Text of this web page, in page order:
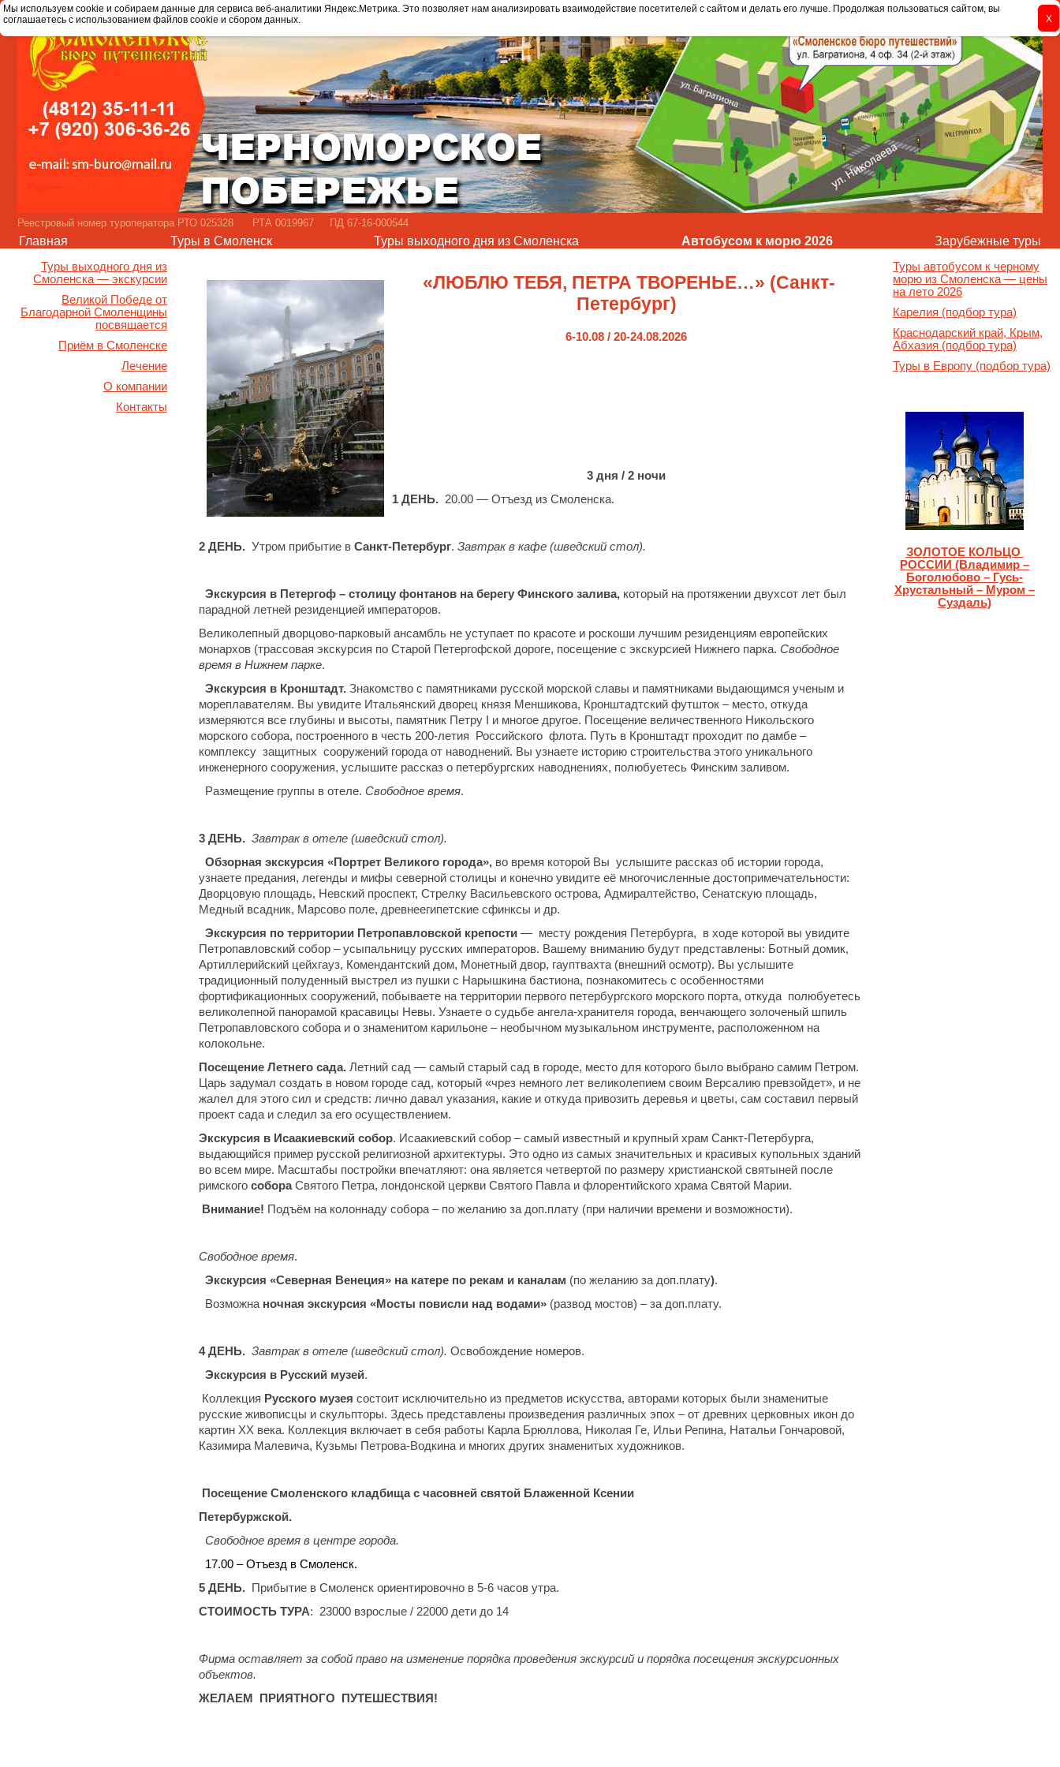
Реестровый номер туроператора РТО 025328 РТА 0019967 ПД 67-16-000544
Главная Туры в Смоленск Туры выходного дня из Смоленска Автобусом к морю 2026 Зарубежные туры
Туры выходного дня из
Смоленска — экскурсии
Великой Победе от
Благодарной Смоленщины
посвящается
Приём в Смоленске
Лечение
О компании
Контакты
«ЛЮБЛЮ ТЕБЯ, ПЕТРА ТВОРЕНЬЕ…» (Санкт-
Петербург)
6-10.08 / 20-24.08.2026
3 дня / 2 ночи
1 ДЕНЬ. 20.00 — Отъезд из Смоленска.
2 ДЕНЬ. Утром прибытие в Санкт-Петербург. Завтрак в кафе (шведский стол).
Экскурсия в Петергоф – столицу фонтанов на берегу Финского залива, который на протяжении двухсот лет был
парадной летней резиденцией императоров.
Великолепный дворцово-парковый ансамбль не уступает по красоте и роскоши лучшим резиденциям европейских
монархов (трассовая экскурсия по Старой Петергофской дороге, посещение с экскурсией Нижнего парка. Свободное
время в Нижнем парке.
Экскурсия в Кронштадт. Знакомство с памятниками русской морской славы и памятниками выдающимся ученым и
мореплавателям. Вы увидите Итальянский дворец князя Меншикова, Кронштадтский футшток – место, откуда
измеряются все глубины и высоты, памятник Петру I и многое другое. Посещение величественного Никольского
морского собора, построенного в честь 200-летия Российского флота. Путь в Кронштадт проходит по дамбе –
комплексу защитных сооружений города от наводнений. Вы узнаете историю строительства этого уникального
инженерного сооружения, услышите рассказ о петербургских наводнениях, полюбуетесь Финским заливом.
Размещение группы в отеле. Свободное время.
3 ДЕНЬ. Завтрак в отеле (шведский стол).
Обзорная экскурсия «Портрет Великого города», во время которой Вы услышите рассказ об истории города,
узнаете предания, легенды и мифы северной столицы и конечно увидите её многочисленные достопримечательности:
Дворцовую площадь, Невский проспект, Стрелку Васильевского острова, Адмиралтейство, Сенатскую площадь,
Медный всадник, Марсово поле, древнеегипетские сфинксы и др.
Экскурсия по территории Петропавловской крепости— месту рождения Петербурга, в ходе которой вы увидите
Петропавловский собор – усыпальницу русских императоров. Вашему вниманию будут представлены: Ботный домик,
Артиллерийский цейхгауз, Комендантский дом, Монетный двор, гауптвахта (внешний осмотр). Вы услышите
традиционный полуденный выстрел из пушки с Нарышкина бастиона, познакомитесь с особенностями
фортификационных сооружений, побываете на территории первого петербургского морского порта, откуда полюбуетесь
великолепной панорамой красавицы Невы. Узнаете о судьбе ангела-хранителя города, венчающего золоченый шпиль
Петропавловского собора и о знаменитом карильоне – необычном музыкальном инструменте, расположенном на
колокольне.
Посещение Летнего сада. Летний сад — самый старый сад в городе, место для которого было выбрано самим Петром.
Царь задумал создать в новом городе сад, который «чрез немного лет великолепием своим Версалию превзойдет», и не
жалел для этого сил и средств: лично давал указания, какие и откуда привозить деревья и цветы, сам составил первый
проект сада и следил за его осуществлением.
Экскурсия в Исаакиевский собор. Исаакиевский собор – самый известный и крупный храм Санкт-Петербурга,
выдающийся пример русской религиозной архитектуры. Это одно из самых значительных и красивых купольных зданий
во всем мире. Масштабы постройки впечатляют: она является четвертой по размеру христианской святыней после
римского собораСвятого Петра, лондонской церкви Святого Павла и флорентийского храма Святой Марии.
Внимание! Подъём на колоннаду собора – по желанию за доп.плату (при наличии времени и возможности).
Свободное время.
Экскурсия «Северная Венеция» на катере по рекам и каналам (по желанию за доп.плату).
Возможна ночная экскурсия «Мосты повисли над водами» (развод мостов) – за доп.плату.
4 ДЕНЬ. Завтрак в отеле (шведский стол). Освобождение номеров.
Экскурсия в Русский музей.
Коллекция Русского музея состоит исключительно из предметов искусства, авторами которых были знаменитые
русские живописцы и скульпторы. Здесь представлены произведения различных эпох – от древних церковных икон до
картин XX века. Коллекция включает в себя работы Карла Брюллова, Николая Ге, Ильи Репина, Натальи Гончаровой,
Казимира Малевича, Кузьмы Петрова-Водкина и многих других знаменитых художников.
Посещение Смоленского кладбища с часовней святой Блаженной Ксении
Петербуржской.
Свободное время в центре города.
17.00 – Отъезд в Смоленск.
5 ДЕНЬ.
Прибытие в Смоленск ориентировочно в 5-6 часов утра.
СТОИМОСТЬ ТУРА: 23000 взрослые / 22000 дети до 14
Фирма оставляет за собой право на изменение порядка проведения экскурсий и порядка посещения экскурсионных
объектов.
ЖЕЛАЕМ ПРИЯТНОГО ПУТЕШЕСТВИЯ!
Туры автобусом к черному
морю из Смоленска — цены
на лето 2026
Карелия (подбор тура)
Краснодарский край, Крым,
Абхазия (подбор тура)
Туры в Европу (подбор тура)
ЗОЛОТОЕ КОЛЬЦО
РОССИИ (Владимир –
Боголюбово – Гусь-
Хрустальный – Муром –
Суздаль)
Мы используем cookie и собираем данные для сервиса веб-аналитики Яндекс.Метрика. Это позволяет нам анализировать взаимодействие посетителей с сайтом и делать его лучше. Продолжая пользоваться сайтом, вы
соглашаетесь с использованием файлов cookie и сбором данных.